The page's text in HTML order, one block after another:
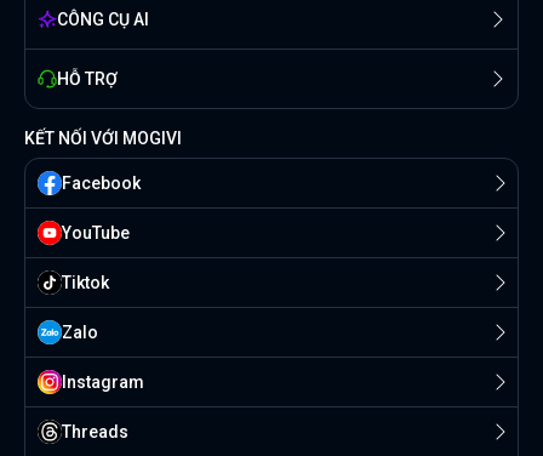
CÔNG CỤ AI
HỖ TRỢ
KẾT NỐI VỚI MOGIVI
Facebook
YouTube
Tiktok
Zalo
Instagram
Threads